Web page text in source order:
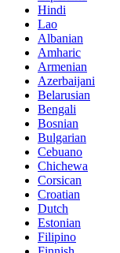
Hindi
Lao
Albanian
Amharic
Armenian
Azerbaijani
Belarusian
Bengali
Bosnian
Bulgarian
Cebuano
Chichewa
Corsican
Croatian
Dutch
Estonian
Filipino